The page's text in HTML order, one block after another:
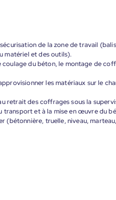
de la zone de travail
matériel et des outils).
du béton, le montage de
les matériaux sur le
retrait des coffrages sous la
et à la mise en œuvre du
(bétonnière, truelle, niveau,